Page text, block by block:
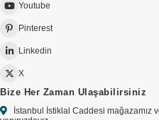
Youtube
Pinterest
Linkedin
X
Bize Her Zaman Ulaşabilirsiniz
İstanbul İstiklal Caddesi mağazamız